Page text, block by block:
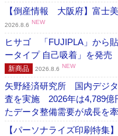
【倒産情報 大阪府】富士
2026.8.6 NEW
ヒサゴ 「FUJIPLA」から
ータイプ 自己吸着」を発
新商品 2026.8.6 NEW
矢野経済研究所 国内デジ
査を実施 2026年は4,789億
たデータ整備需要が成長を
【パーソナライズ印刷特